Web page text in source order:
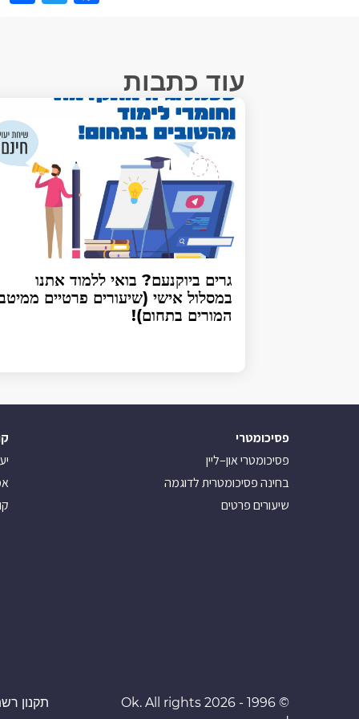
עוד כתבות
גרים ביוקנעם? בואי ללמוד אתנו
במסלול אישי (שיעורים פרטיים
המורים בתחום)!
פסיכומטרי
פסיכומטרי און–ליין
בחינה פסיכומטרית לדוגמה
שיעורים פרטים
© 1996 - 2026 Ok. All rights
תקנון